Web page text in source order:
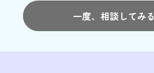
一度、相談してみる